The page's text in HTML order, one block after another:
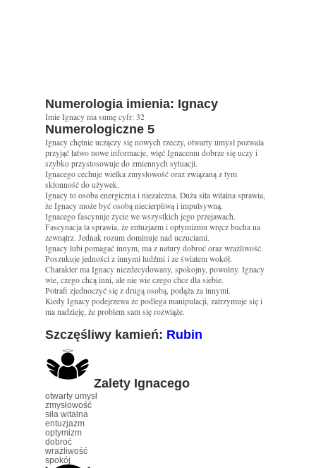
Numerologia imienia: Ignacy
Imie Ignacy ma sumę cyfr: 32
Numerologiczne 5
Ignacy chętnie uczączy się nowych rzeczy, otwarty umysł pozwala
przyjąć łatwo nowe informacje, więć Ignacemu dobrze się uczy i
szybko przystosowuje do zmiennych sytuacji.
Ignacego cechuje wielka zmysłowość oraz związaną z tym
skłonność do używek.
Ignacy to osoba energiczna i niezależna. Duża siła witalna sprawia,
że Ignacy może być osobą niecierpliwą i impulsywną.
Ignacego fascynuje życie we wszystkich jego przejawach.
Fascynacja ta sprawia, że entuzjazm i optymizmu wręcz bucha na
zewnątrz. Jednak rozum dominuje nad uczuciami.
Ignacy lubi pomagać innym, ma z natury dobroć oraz wrażliwość.
Poszukuje jedności z innymi ludźmi i ze światem wokół.
Charakter ma Ignacy niezdecydowany, spokojny, powolny. Ignacy
wie, czego chcą inni, ale nie wie czego chce dla siebie.
Potrafi zjednoczyć się z drugą osobą, podąża za innymi.
Kiedy Ignacy podejrzewa że podlega manipulacji, zatrzymuje się i
ma nadzieję, że problem sam się rozwiąże.
Szczęśliwy kamień: Rubin
Zalety Ignacego
otwarty umysł
zmysłowość
siła witalna
entuzjazm
optymizm
dobroć
wrażliwość
spokój